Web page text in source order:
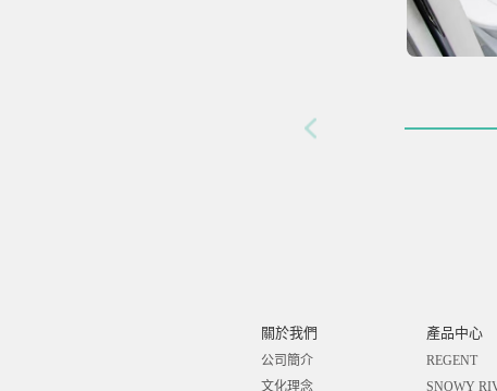
關於我們
公司簡介
文化理念
產品中心
REGENT
SNOWY